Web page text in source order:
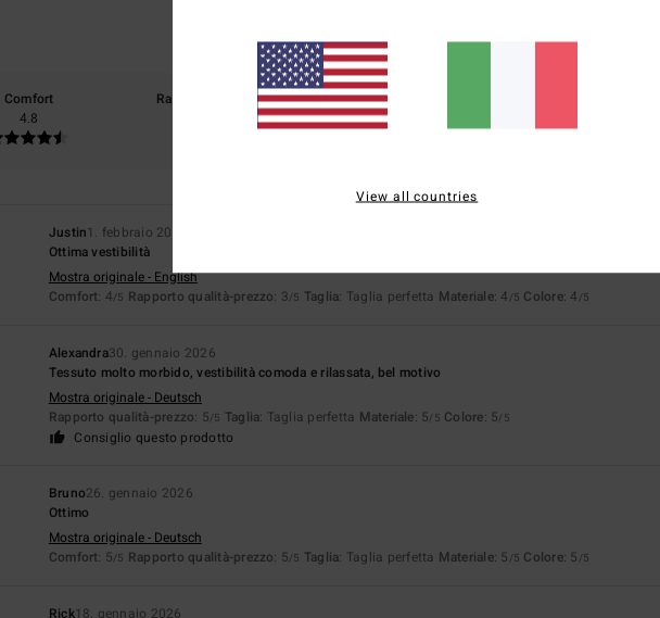
Il 60% dei nostri clienti consiglia questo prodotto
Comfort
4.8
Rapporto qualità-prezzo
Troppo piccoloTroppo grande
Justin1. febbraio 2026
Ottima vestibilità
Mostra originale - English
Comfort: 4/5 Rapporto qualità-prezzo: 3/5 Taglia: Taglia perfetta Materiale: 4 /5 Colore: 4 /5
Alexandra30. gennaio 2026
Tessuto molto morbido, vestibilità comoda e rilassata, bel motivo
Mostra originale - Deutsch
Rapporto qualità-prezzo: 5/5 Taglia: Taglia perfetta Materiale: 5/5 Colore: 5/5
Consiglio questo prodotto
Bruno26. gennaio 2026
Ottimo
Mostra originale - Deutsch
Comfort: 5/5 Rapporto qualità-prezzo: 5/5 Taglia: Taglia perfetta Materiale: 5 /5 Colore: 5 /5
Rick18. gennaio 2026
View all countries